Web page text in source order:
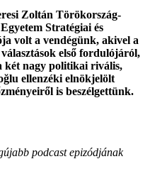
Zoltán Törökország-
Stratégiai és
volt a vendégünk, akivel a
első fordulójáról,
két nagy politikai rivális,
ellenzéki elnökjelölt
is beszélgettünk.
podcast epizódjának